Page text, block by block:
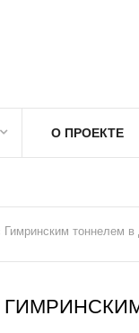
О ПРОЕКТЕ
Гимринским тоннелем в